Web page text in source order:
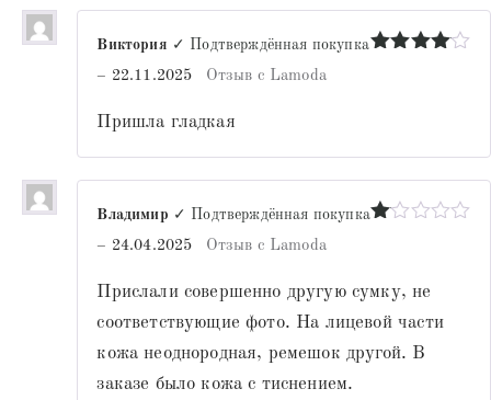
Виктория ✓ Подтверждённая покупка
– 22.11.2025 Отзыв с Lamoda
Пришла гладкая
5
Владимир ✓ Подтверждённая покупка
– 24.04.2025 Отзыв с Lamoda
Прислали совершенно другую сумку, не
соответствующие фото. На лицевой части
кожа неоднородная, ремешок другой. В
заказе было кожа с тиснением.